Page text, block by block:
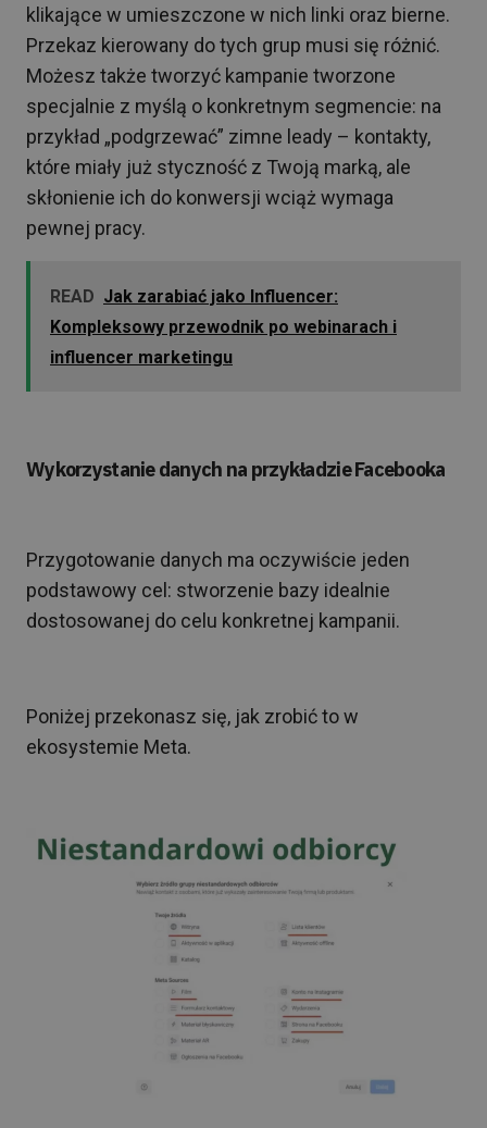
klikające w umieszczone w nich linki oraz bierne.
Przekaz kierowany do tych grup musi się różnić.
Możesz także tworzyć kampanie tworzone
specjalnie z myślą o konkretnym segmencie: na
przykład „podgrzewać” zimne leady – kontakty,
które miały już styczność z Twoją marką, ale
skłonienie ich do konwersji wciąż wymaga
pewnej pracy.
READ Jak zarabiać jako Influencer:
Kompleksowy przewodnik po webinarach i
influencer marketingu
Wykorzystanie danych na przykładzie Facebooka
Przygotowanie danych ma oczywiście jeden
podstawowy cel: stworzenie bazy idealnie
dostosowanej do celu konkretnej kampanii.
Poniżej przekonasz się, jak zrobić to w
ekosystemie Meta.